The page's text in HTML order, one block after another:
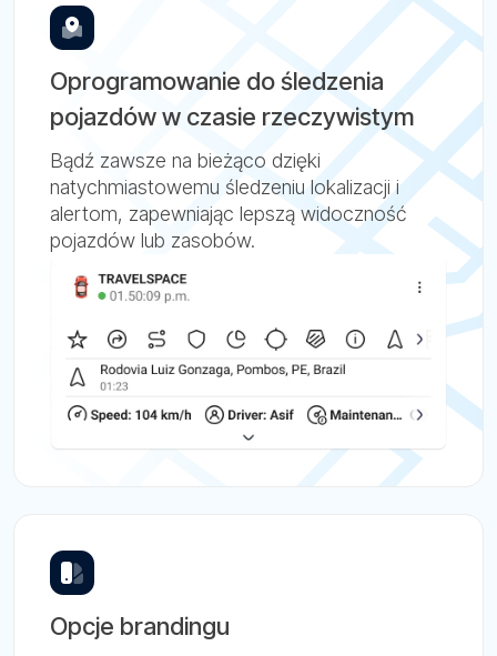
Oprogramowanie do śledzenia
pojazdów w czasie rzeczywistym
Bądź zawsze na bieżąco dzięki
natychmiastowemu śledzeniu lokalizacji i
alertom, zapewniając lepszą widoczność
pojazdów lub zasobów.
Opcje brandingu